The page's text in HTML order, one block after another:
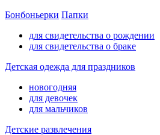
Бонбоньерки Папки
для свидетельства о рождении
для свидетельства о браке
Детская одежда для праздников
новогодняя
для девочек
для мальчиков
Детские развлечения